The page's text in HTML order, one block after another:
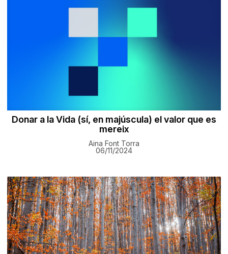
Donar a la Vida (sí, en majúscula) el valor que es
mereix
Aina Font Torra
06/11/2024